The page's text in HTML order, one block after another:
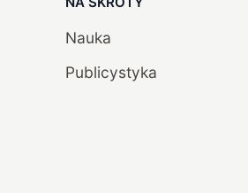
Nauka
Publicystyka